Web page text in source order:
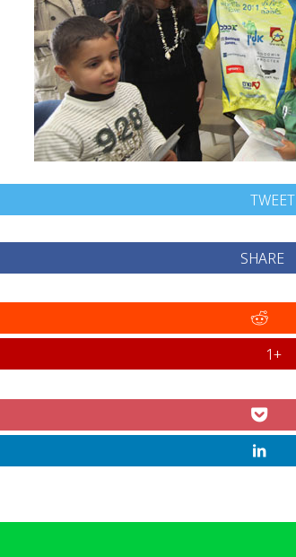
TWEET
SHARE
+1